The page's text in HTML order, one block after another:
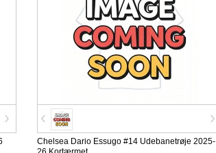
Chelsea Dario Essugo #14 Udebanetrøje 2025-